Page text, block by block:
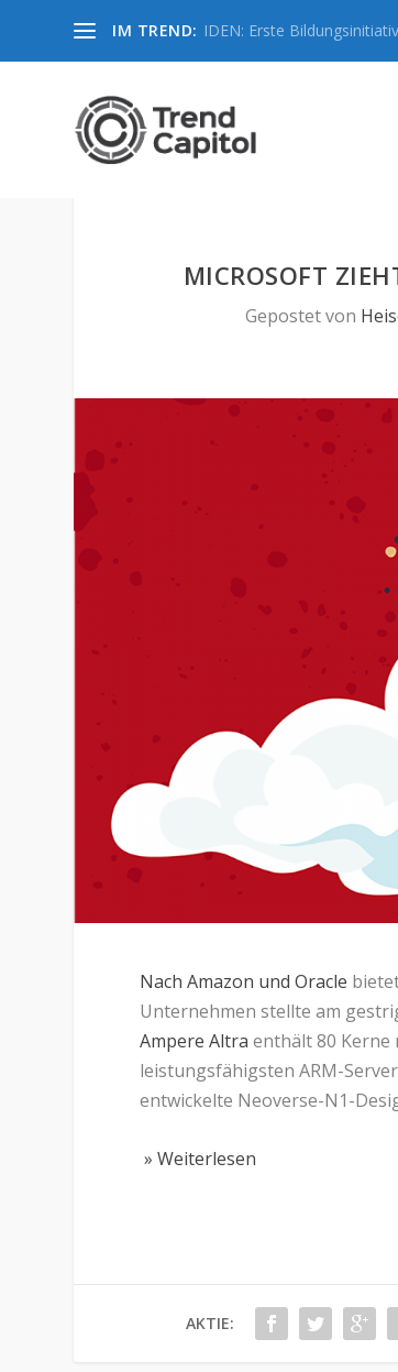
IM TREND: IDEN: Erste
MICROSOFT
Gepostet von
Nach Amazon und Oracle
Unternehmen stellte am
Ampere Altra enthält 80
leistungsfähigsten ARM-
entwickelte Neoverse-N1-
» Weiterlesen
AKTIE: